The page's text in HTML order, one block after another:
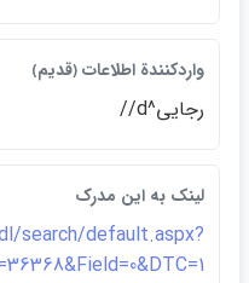
واردكنندة اطلاعات ﴿قديم﴾
رجايي^d//
لينک به اين مدرک
search/default.aspx?